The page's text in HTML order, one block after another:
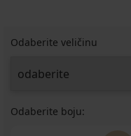
Odaberite veličinu
Odaberite boju: